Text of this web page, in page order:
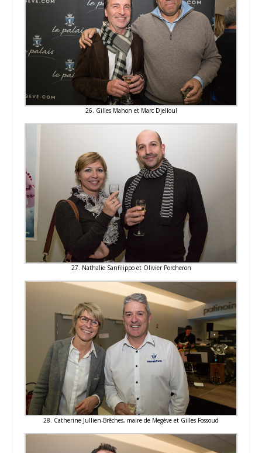
26. Gilles Mahon et Marc Djelloul
27. Nathalie Sanfilippo et Olivier Porcheron
28. Catherine Jullien-Brêches, maire de Megève et Gilles Fossoud